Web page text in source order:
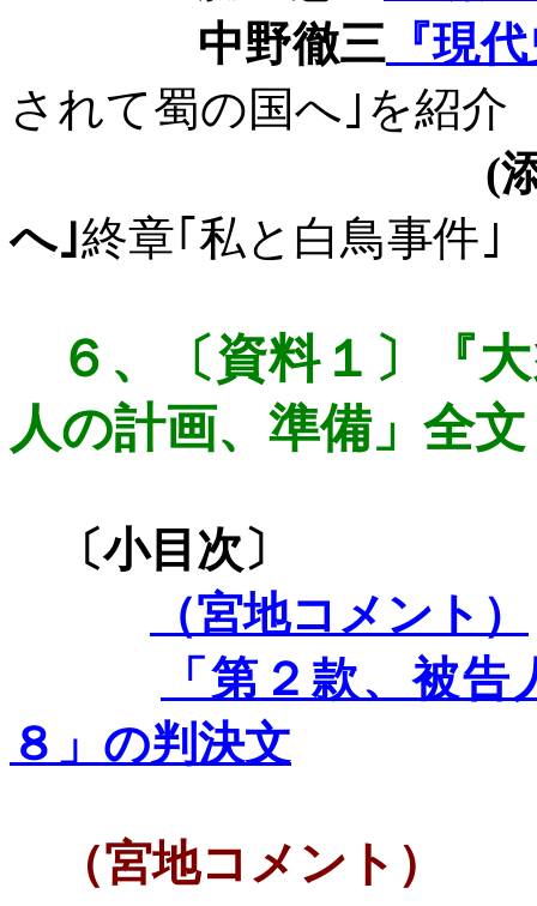
中野徹三 『現
されて蜀の国へ｣を紹介
(
へ｣終章｢私と白鳥事件｣
６、
〔資料１〕『
人の計画、準備」全文
〔小目次〕
（宮地コメント）
「第２款、被
８」の判決文
（宮地コメント）